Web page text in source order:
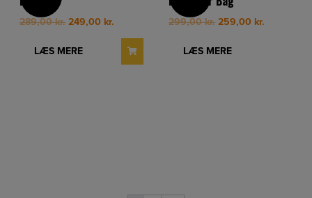
289,00kr. Original
was:
249,00 kr.Current
price
249,00 kr..
LÆS MERE
299,00kr. Original
was:
259,00 kr.
LÆS MERE